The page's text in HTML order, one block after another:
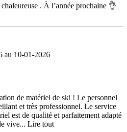
. À l’année prochaine 👌
au 10-01-2026
de matériel de ski ! Le personnel
et très professionnel. Le service
est de qualité et parfaitement adapté
vive... Lire tout